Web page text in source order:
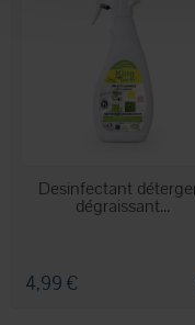
EN STOCK
Desinfectant
dégraissant...
4,99 €